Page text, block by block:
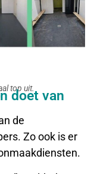
top uit.
doet van
de
Zo ook is er